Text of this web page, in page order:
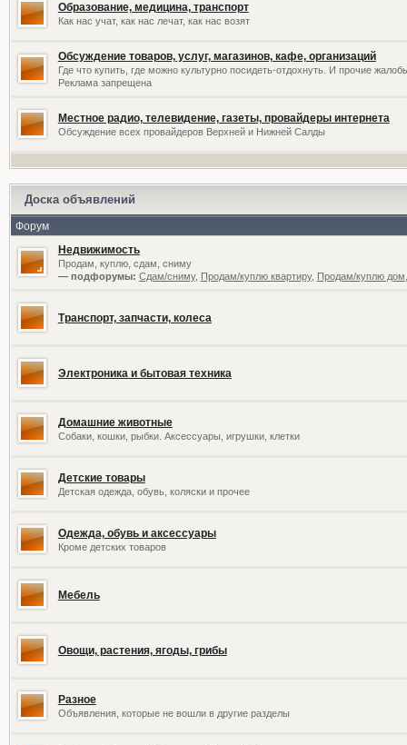
Образование, медицина, транспорт
Как нас учат, как нас лечат, как нас возят
Обсуждение товаров, услуг, магазинов, кафе, организаций
Где что купить, где можно культурно посидеть-отдохнуть. И прочие
Реклама запрещена
Местное радио, телевидение, газеты, провайдеры интернета
Обсуждение всех провайдеров Верхней и Нижней Салды
Доска объявлений
Форум
Недвижимость
Продам, куплю, сдам, сниму
— подфорумы: Сдам/сниму, Продам/куплю квартиру, Продам/куплю
Транспорт, запчасти, колеса
Электроника и бытовая техника
Домашние животные
Собаки, кошки, рыбки. Аксессуары, игрушки, клетки
Детские товары
Детская одежда, обувь, коляски и прочее
Одежда, обувь и аксессуары
Кроме детских товаров
Мебель
Овощи, растения, ягоды, грибы
Разное
Объявления, которые не вошли в другие разделы